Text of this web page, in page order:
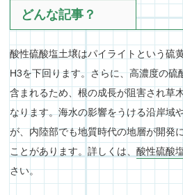
どんな記事？
酸性硫酸塩土壌はパイライトという硫
H3を下回ります。さらに、高濃度の硫
含まれるため、根の成長が阻害され草
なります。海水の影響をうける沿岸域
が、内陸部でも地質時代の地層が開発
ことがあります。詳しくは、酸性硫酸
さい。